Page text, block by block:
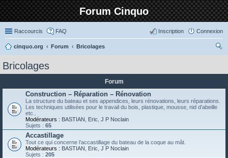
Forum Cinquo
Raccourcis FAQ Connexion
Inscription
cinquo.org Forum
Bricolages
Bricolages
Forum
Construction – Réparation – Rénovation
La structure du bateau et ses appendices, leurs rénovations, leurs réparations.
Les techniques utilisées pour le travail du bois, plastique, mousse, nid d’abeille
etc..
Modérateurs : BASTIAN Eric J P Noclain
Sujets : 65
Accastillage
Tout ce qui concerne l’accastillage du bateau de la coque au mât.
Modérateurs : BASTIAN Eric J P Noclain
Sujets : 205